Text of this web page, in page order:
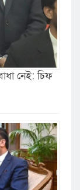
নেই: চিফ